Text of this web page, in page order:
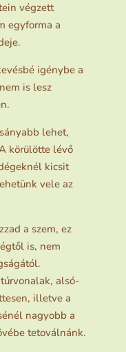
végzett
egyforma a
igénybe a
is lesz
lehet,
körülötte lévő
kicsit
vele az
a szem, ez
is, nem
alsó-
illetve a
nagyobb a
tetoválnánk.